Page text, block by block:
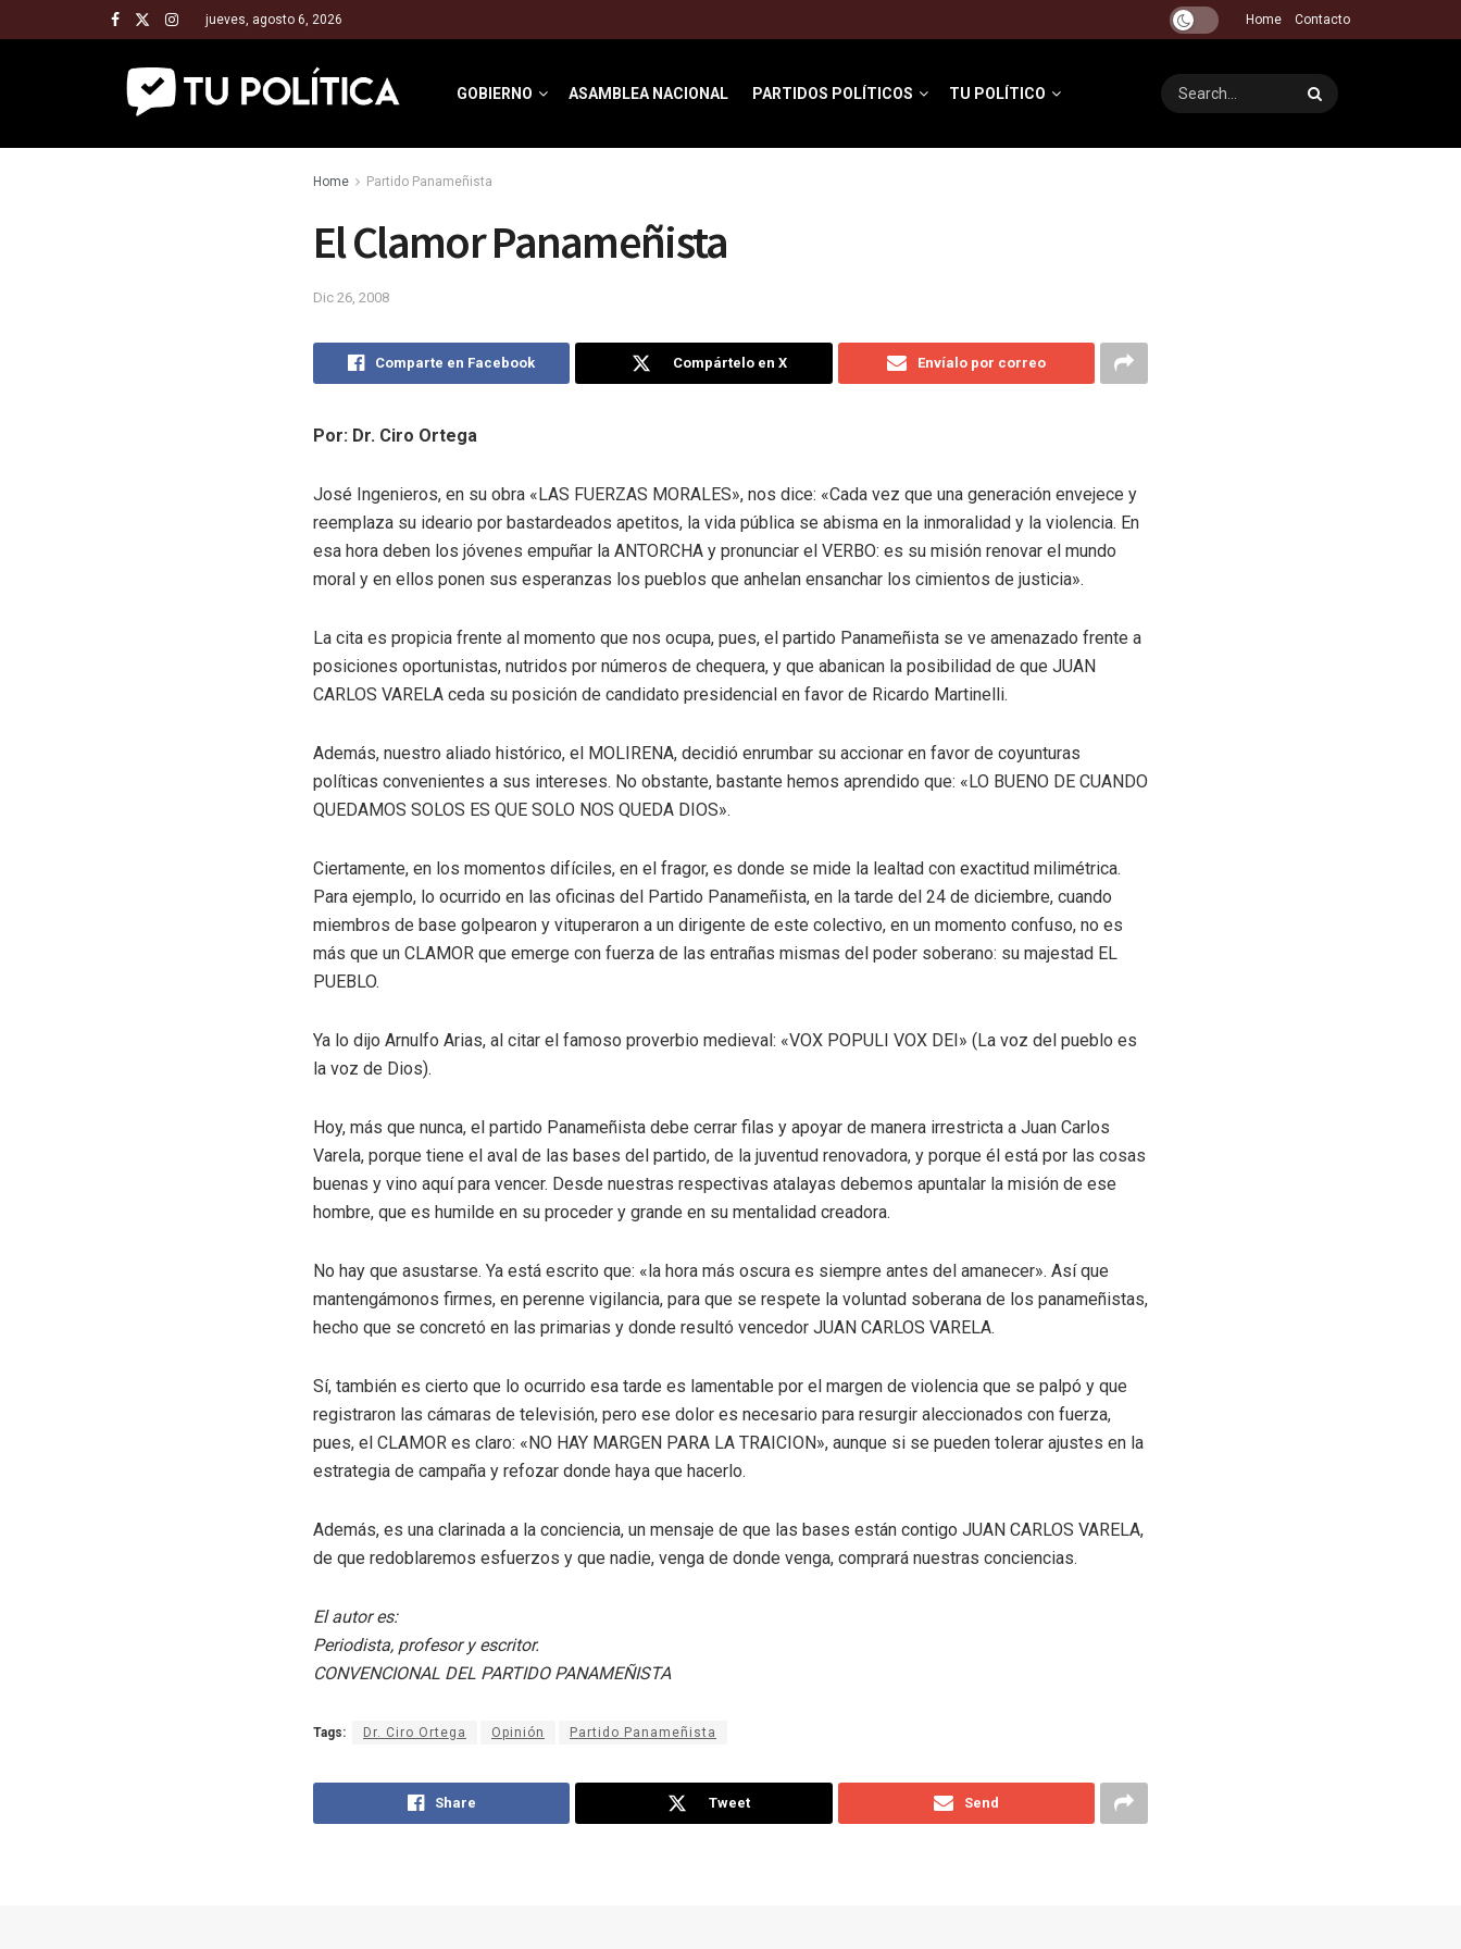
jueves, agosto 6, 2026 Home Contacto
GOBIERNO ASAMBLEA NACIONAL PARTIDOS POLÍTICOS TU POLÍTICO
Home Partido Panameñista
El Clamor Panameñista
Dic 26, 2008
Comparte en Facebook Compártelo en X Envíalo por correo
Por: Dr. Ciro Ortega
José Ingenieros, en su obra «LAS FUERZAS MORALES», nos dice: «Cada vez que una generación envejece y
reemplaza su ideario por bastardeados apetitos, la vida pública se abisma en la inmoralidad y la violencia. En
esa hora deben los jóvenes empuñar la ANTORCHA y pronunciar el VERBO: es su misión renovar el mundo
moral y en ellos ponen sus esperanzas los pueblos que anhelan ensanchar los cimientos de justicia».
La cita es propicia frente al momento que nos ocupa, pues, el partido Panameñista se ve amenazado frente a
posiciones oportunistas, nutridos por números de chequera, y que abanican la posibilidad de que JUAN
CARLOS VARELA ceda su posición de candidato presidencial en favor de Ricardo Martinelli.
Además, nuestro aliado histórico, el MOLIRENA, decidió enrumbar su accionar en favor de coyunturas
políticas convenientes a sus intereses. No obstante, bastante hemos aprendido que: «LO BUENO DE CUANDO
QUEDAMOS SOLOS ES QUE SOLO NOS QUEDA DIOS».
Ciertamente, en los momentos difíciles, en el fragor, es donde se mide la lealtad con exactitud milimétrica.
Para ejemplo, lo ocurrido en las oficinas del Partido Panameñista, en la tarde del 24 de diciembre, cuando
miembros de base golpearon y vituperaron a un dirigente de este colectivo, en un momento confuso, no es
más que un CLAMOR que emerge con fuerza de las entrañas mismas del poder soberano: su majestad EL
PUEBLO.
Ya lo dijo Arnulfo Arias, al citar el famoso proverbio medieval: «VOX POPULI VOX DEI» (La voz del pueblo es
la voz de Dios).
Hoy, más que nunca, el partido Panameñista debe cerrar filas y apoyar de manera irrestricta a Juan Carlos
Varela, porque tiene el aval de las bases del partido, de la juventud renovadora, y porque él está por las cosas
buenas y vino aquí para vencer. Desde nuestras respectivas atalayas debemos apuntalar la misión de ese
hombre, que es humilde en su proceder y grande en su mentalidad creadora.
No hay que asustarse. Ya está escrito que: «la hora más oscura es siempre antes del amanecer». Así que
mantengámonos firmes, en perenne vigilancia, para que se respete la voluntad soberana de los panameñistas,
hecho que se concretó en las primarias y donde resultó vencedor JUAN CARLOS VARELA.
Sí, también es cierto que lo ocurrido esa tarde es lamentable por el margen de violencia que se palpó y que
registraron las cámaras de televisión, pero ese dolor es necesario para resurgir aleccionados con fuerza,
pues, el CLAMOR es claro: «NO HAY MARGEN PARA LA TRAICION», aunque si se pueden tolerar ajustes en la
estrategia de campaña y refozar donde haya que hacerlo.
Además, es una clarinada a la conciencia, un mensaje de que las bases están contigo JUAN CARLOS VARELA,
de que redoblaremos esfuerzos y que nadie, venga de donde venga, comprará nuestras conciencias.
El autor es:
Periodista, profesor y escritor.
CONVENCIONAL DEL PARTIDO PANAMEÑISTA
Tags: Dr. Ciro Ortega Opinión Partido Panameñista
Share Tweet Send